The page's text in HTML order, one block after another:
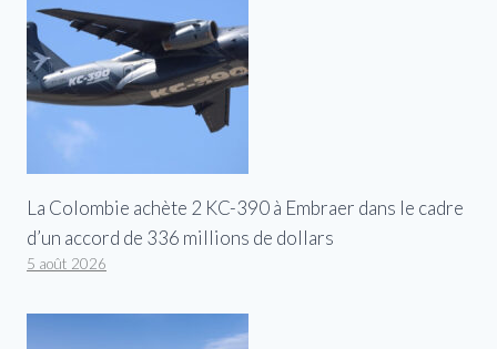
La Colombie achète 2 KC-390 à Embraer dans le cadre
d’un accord de 336 millions de dollars
5 août 2026